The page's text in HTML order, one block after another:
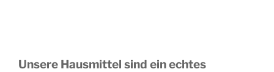
Unsere Hausmittel sind ein echtes